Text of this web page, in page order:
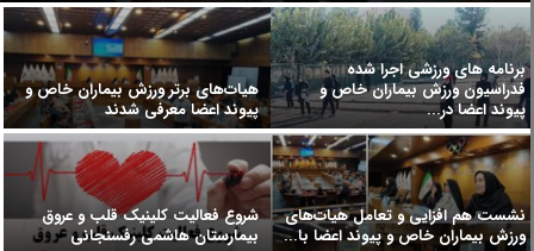
برنامه های ورزشی اجرا شده
فدراسیون ورزش بیماران خاص و
پیوند اعضا در...
هیات‌های برتر ورزش بیماران خاص و
پیوند اعضا معرفی شدند
نشست هم افزایی و تعامل هیات‌های
ورزش بیماران خاص و پیوند اعضا با...
شروع فعالیت کلینیک قلب و عروق
بیمارستان هاشمی رفسنجانی